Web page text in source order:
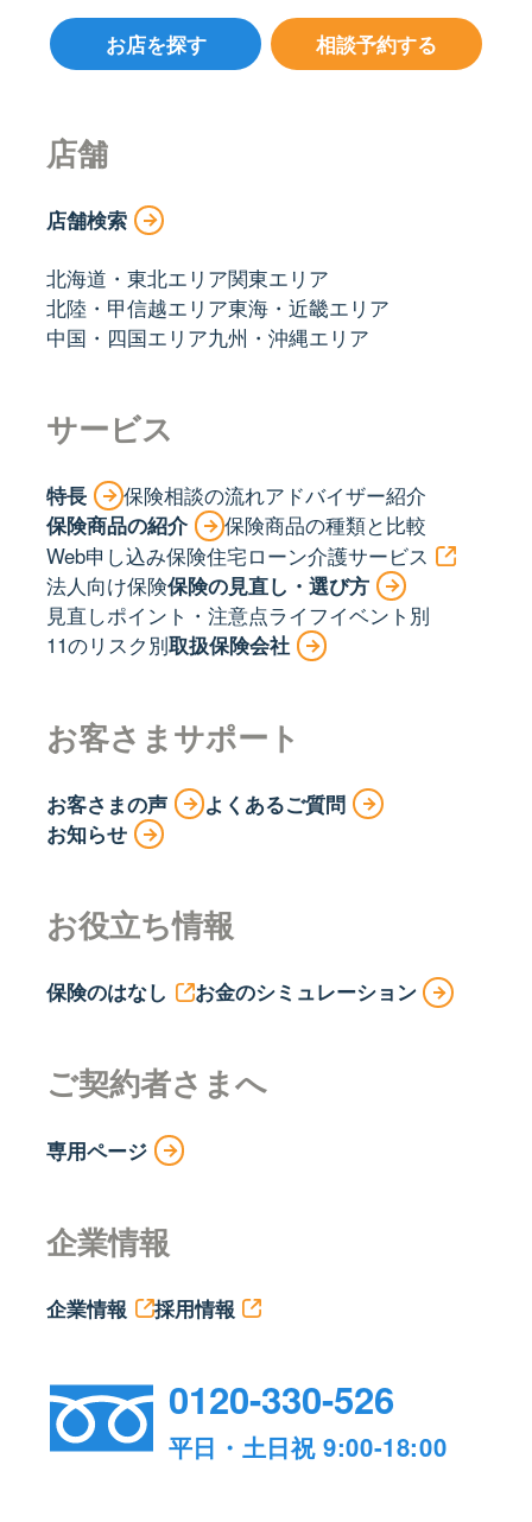
相談予約する
お店を探す
店舗
店舗検索
北海道・東北エリア関東エリア
北陸・甲信越エリア東海・近畿エリア
中国・四国エリア九州・沖縄エリア
サービス
特長 保険相談の流れアドバイザー紹介
保険商品の紹介
保険商品の種類と比較
Web申し込み保険住宅ローン介護サービス
法人向け保険保険の見直し・選び方
見直しポイント・注意点ライフイベント別
11のリスク別取扱保険会社
お客さまサポート
お客さまの声
よくあるご質問
お知らせ
お役立ち情報
保険のはなし お金のシミュレーション
ご契約者さまへ
専用ページ
企業情報
企業情報 採用情報
0120-330-526
平日・土日祝 9:00-18:00